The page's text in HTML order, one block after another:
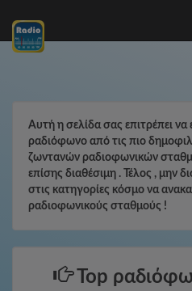
Αυτή η σελίδα σας επιτρέπει να
ραδιόφωνο από τις πιο
ζωντανών ραδιοφωνικών
επίσης διαθέσιμη . Τέλος , μην
στις κατηγορίες κόσμο να
ραδιοφωνικούς σταθμούς !
Top